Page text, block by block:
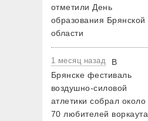
отметили День
образования Брянской
области
1 месяц назад
В
Брянске фестиваль
воздушно-силовой
атлетики собрал около
70 любителей воркаута